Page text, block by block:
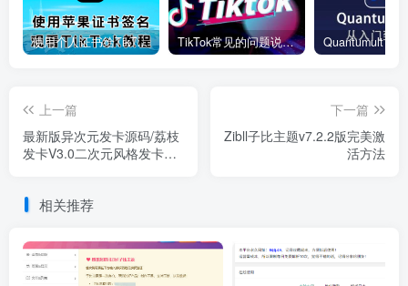
使用个人证书给TikTok签名安装(视频) TikTok常见的问题说明和解决方法
上一篇
最新版异次元发卡源码/荔枝
发卡V3.0二次元风格发卡网
下一篇
Zibll子比主题v7.2.2版完美激
活方法
相关推荐